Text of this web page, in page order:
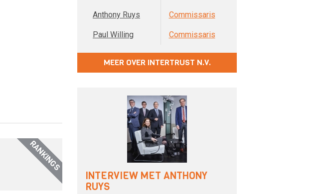
RANKINGS
Anthony Ruys Commissaris
Paul Willing Commissaris
MEER OVER INTERTRUST N.V.
INTERVIEW MET ANTHONY
RUYS